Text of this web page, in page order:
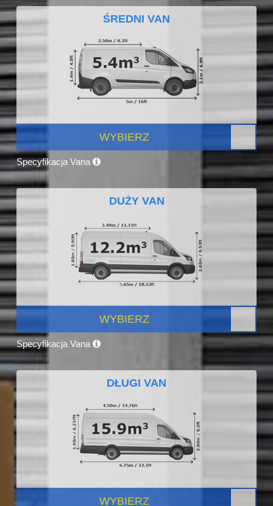
ŚREDNI VAN
WYBIERZ
Specyfikacja Vana
DUŻY VAN
WYBIERZ
Specyfikacja Vana
DŁUGI VAN
WYBIERZ